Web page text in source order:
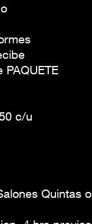
PAQUETE
c/u
Quintas o